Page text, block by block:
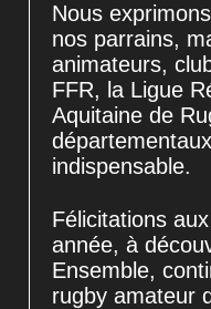
Nous
nos parrains,
animateurs,
FFR, la Ligue
Aquitaine de
indispensable.
Félicitations
année, à
Ensemble,
rugby amateur